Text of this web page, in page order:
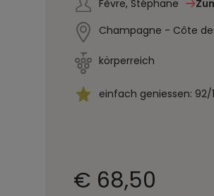
Fèvre, Stéphane
Champagne - Côte
körperreich
einfach geniessen: 92/
€ 68,50